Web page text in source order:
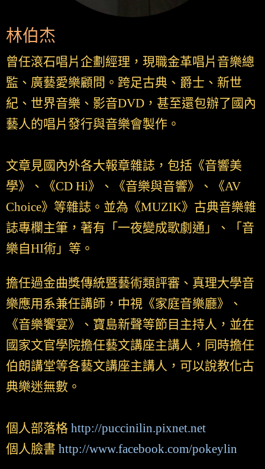
林伯杰
曾任滾石唱片企劃經理，現職金革唱片音樂總
監、廣藝愛樂顧問。跨足古典、爵士、新世
紀、世界音樂、影音DVD，甚至還包辦了國內
藝人的唱片發行與音樂會製作。
文章見國內外各大報章雜誌，包括《音響美
學》、《CD Hi》、《音樂與音響》、《AV
Choice》等雜誌。並為《MUZIK》古典音樂雜
誌專欄主筆，著有「一夜變成歌劇通」、「音
樂自HI術」等。
擔任過金曲獎傳統暨藝術類評審、真理大學音
樂應用系兼任講師，中視《家庭音樂廳》、
《音樂饗宴》、寶島新聲等節目主持人，並在
國家文官學院擔任藝文講座主講人，同時擔任
伯朗講堂等各藝文講座主講人，可以說教化古
典樂迷無數。
個人部落格 http://puccinilin.pixnet.net
個人臉書 http://www.facebook.com/pokeylin